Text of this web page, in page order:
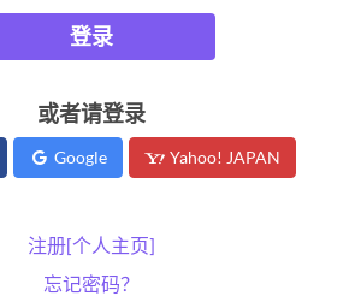
登录
或者请登录
Google Yahoo! JAPAN
注册[个人主页]
忘记密码？